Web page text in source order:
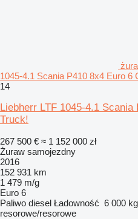
1045-4.1 Scania P410 8x4 Euro 6
14
Liebherr LTF 1045-4.1
Truck!
267 500 € ≈ 1 152 000 zł
Żuraw samojezdny
2016
152 931 km
1 479 m/g
Euro 6
Paliwo diesel Ładowność 6 000 kg
resorowe/resorowe